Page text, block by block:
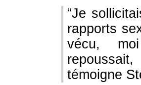
“Je
rapports
vécu,
témoigne